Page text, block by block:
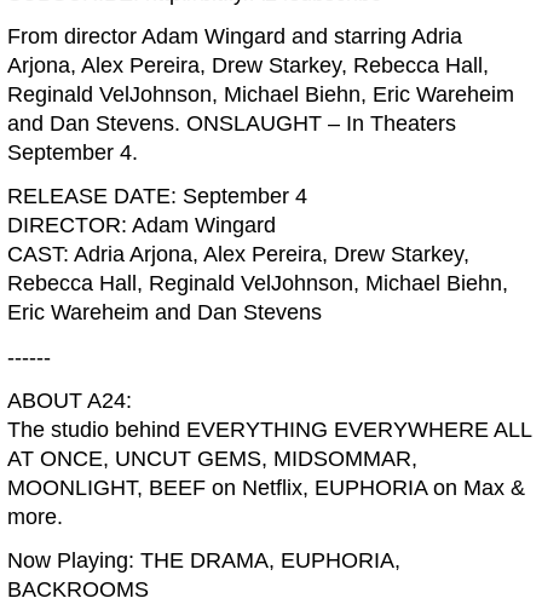
From director Adam Wingard and starring Adria
Arjona, Alex Pereira, Drew Starkey, Rebecca Hall,
Reginald VelJohnson, Michael Biehn, Eric Wareheim
and Dan Stevens. ONSLAUGHT – In Theaters
September 4.
RELEASE DATE: September 4
DIRECTOR: Adam Wingard
CAST: Adria Arjona, Alex Pereira, Drew Starkey,
Rebecca Hall, Reginald VelJohnson, Michael Biehn,
Eric Wareheim and Dan Stevens
------
ABOUT A24:
The studio behind EVERYTHING EVERYWHERE ALL
AT ONCE, UNCUT GEMS, MIDSOMMAR,
MOONLIGHT, BEEF on Netflix, EUPHORIA on Max &
more.
Now Playing: THE DRAMA, EUPHORIA,
BACKROOMS